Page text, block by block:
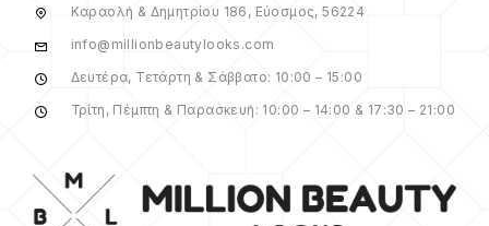
Καραολή & Δημητρίου 186, Εύοσμος, 56224
info@millionbeautylooks.com
Δευτέρα, Τετάρτη & Σάββατο: 10:00 – 15:00
Τρίτη, Πέμπτη & Παρασκευή: 10:00 – 14:00 & 17:30 – 21:00